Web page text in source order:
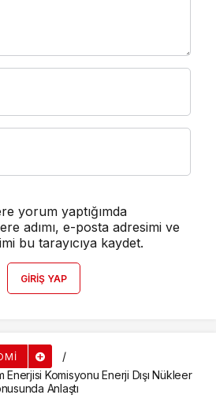
yorum yaptığımda
adımı, e-posta adresimi ve
bu tarayıcıya kaydet.
GIRIŞ YAP
Komisyonu Enerji Dışı Nükleer
Anlaştı